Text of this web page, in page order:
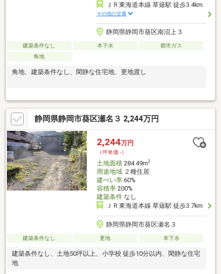
ＪＲ東海道本線 草薙駅 徒歩3.4km
その他の交通
静岡県静岡市葵区南沼上３
建築条件なし 本下水
都市ガス
角地
角地、建築条件なし、閑静な住宅地、更地渡し
静岡県静岡市葵区瀬名３ 2,244万円
2,244万円
（坪単価:-）
土地面積284.49m2
用途地域２種住居
建ぺい率60%
容積率200%
建築条件なし
ＪＲ東海道本線 草薙駅 徒歩3.7km
静岡県静岡市葵区瀬名３
建築条件なし 更地 本下水
建築条件なし、土地50坪以上、小学校 徒歩10分以内、閑静な住宅
地